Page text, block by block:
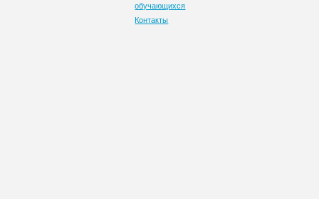
обучающихся
Контакты